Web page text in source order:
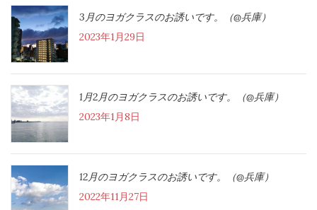
3月のヨガクラスのお誘いです。（@兵庫）
2023年1月29日
1月2月のヨガクラスのお誘いです。（@兵庫）
2023年1月8日
12月のヨガクラスのお誘いです。（@兵庫）
2022年11月27日